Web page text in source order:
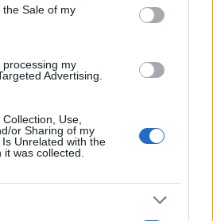
Sale of my
my
Advertising.
Use,
or Sharing of my
Unrelated with the
was collected.
è una citazione del professor
, cattedratico
Aires, teorico del
illimitato del progetto di vita
principio di non
del diritto alla vita, della
le cui istituzioni
privata, il mercato